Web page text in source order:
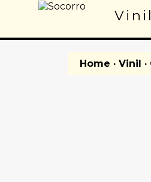
Vinil
Home · Vinil